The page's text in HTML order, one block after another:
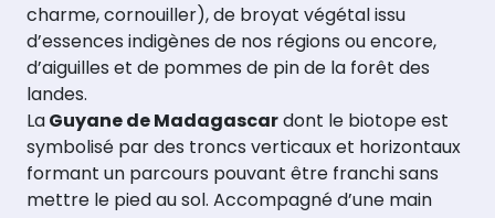
charme, cornouiller), de broyat végétal issu
d’essences indigènes de nos régions ou encore,
d’aiguilles et de pommes de pin de la forêt des
landes.
LaGuyane de Madagascardont le biotope est
symbolisé par des troncs verticaux et horizontaux
formant un parcours pouvant être franchi sans
mettre le pied au sol. Accompagné d’une main